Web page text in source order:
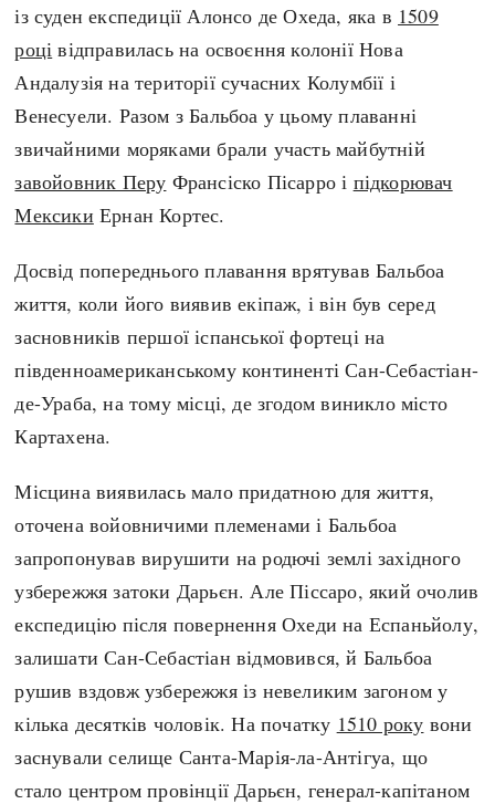
із суден експедиції Алонсо де Охеда, яка в 1509
році відправилась на освоєння колонії Нова
Андалузія на території сучасних Колумбії і
Венесуели. Разом з Бальбоа у цьому плаванні
звичайними моряками брали участь майбутній
завойовник Перу Франсіско Пісарро і підкорювач
Мексики Ернан Кортес.
Досвід попереднього плавання врятував Бальбоа
життя, коли його виявив екіпаж, і він був серед
засновників першої іспанської фортеці на
південноамериканському континенті Сан-Себастіан-
де-Ураба, на тому місці, де згодом виникло місто
Картахена.
Місцина виявилась мало придатною для життя,
оточена войовничими племенами і Бальбоа
запропонував вирушити на родючі землі західного
узбережжя затоки Дарьєн. Але Піссаро, який очолив
експедицію після повернення Охеди на Еспаньйолу,
залишати Сан-Себастіан відмовився, й Бальбоа
рушив вздовж узбережжя із невеликим загоном у
кілька десятків чоловік. На початку 1510 року вони
заснували селище Санта-Марія-ла-Антігуа, що
стало центром провінції Дарьєн, генерал-капітаном